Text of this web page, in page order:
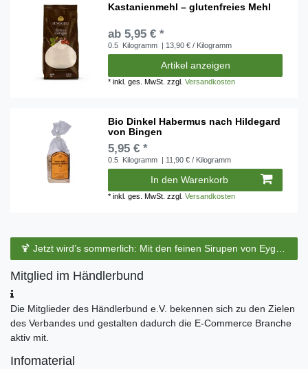
Kastanienmehl – glutenfreies Mehl
ab 5,95 € *
0.5 Kilogramm | 13,90 € / Kilogramm
Artikel anzeigen
*inkl. ges. MwSt. zzgl.Versandkosten
Bio Dinkel Habermus nach Hildegard
von Bingen
5,95 € *
0.5 Kilogramm | 11,90 € / Kilogramm
In den Warenkorb
*inkl. ges. MwSt. zzgl.Versandkosten
🍹 Jetzt wird’s sommerlich: Mit den feinen Sirupen von Eyguebelle entstehen erfrischende Cocktails und köstliche Sommerdrinks.
Mitglied im Händlerbund
Die Mitglieder des Händlerbund e.V. bekennen sich zu den Zielen
des Verbandes und gestalten dadurch die E-Commerce Branche
aktiv mit.
Infomaterial